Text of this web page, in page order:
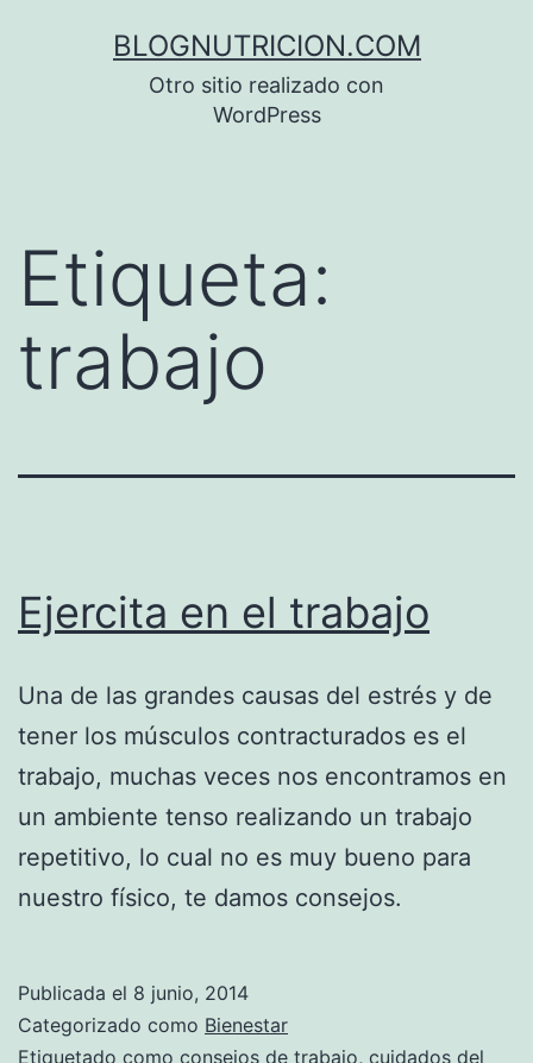
BLOGNUTRICION.COM
Otro sitio realizado con
WordPress
Etiqueta:
trabajo
Ejercita en el trabajo
Una de las grandes causas del estrés y de
tener los músculos contracturados es el
trabajo, muchas veces nos encontramos en
un ambiente tenso realizando un trabajo
repetitivo, lo cual no es muy bueno para
nuestro físico, te damos consejos.
Publicada el 8 junio, 2014
Categorizado como Bienestar
Etiquetado como consejos de trabajo, cuidados del